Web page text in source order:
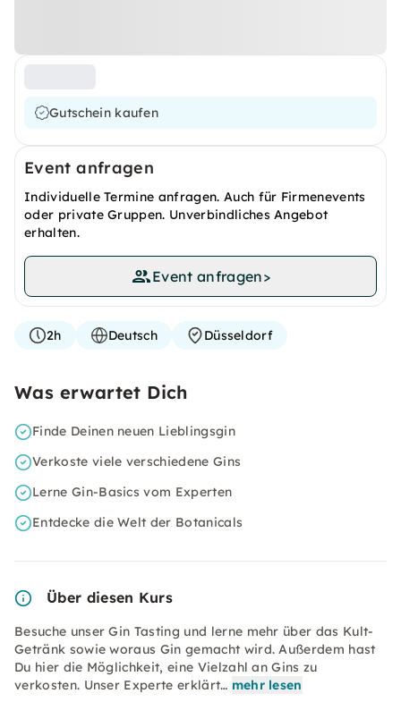
Gutschein kaufen
Event anfragen
Individuelle Termine anfragen. Auch für Firmenevents
oder private Gruppen. Unverbindliches Angebot
erhalten.
Event anfragen>
2h Deutsch Düsseldorf
Was erwartet Dich
Finde Deinen neuen Lieblingsgin
Verkoste viele verschiedene Gins
Lerne Gin-Basics vom Experten
Entdecke die Welt der Botanicals
Über diesen Kurs
Besuche unser Gin Tasting und lerne mehr über das Kult-
Getränk sowie woraus Gin gemacht wird. Außerdem hast
Du hier die Möglichkeit, eine Vielzahl an Gins zu
verkosten. Unser Experte erklärt… mehr lesen